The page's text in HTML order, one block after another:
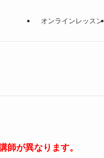
オンラインレッスン
師が異なります。